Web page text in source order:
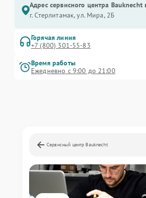
Адрес сервисного центра Bauknecht
г. Стерлитамак, ул. Мира, 2Б
Горячая линия
+7 (800) 301-55-83
Время работы
Ежедневно с 9:00 до 21:00
Сервисный центр Bauknecht